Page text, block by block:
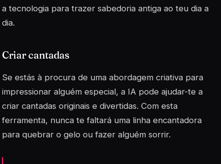
a tecnologia para trazer sabedoria antiga ao teu dia a
dia.
Criar cantadas
Se estás à procura de uma abordagem criativa para
impressionar alguém especial, a IA pode ajudar-te a
criar cantadas originais e divertidas. Com esta
ferramenta, nunca te faltará uma linha encantadora
para quebrar o gelo ou fazer alguém sorrir.